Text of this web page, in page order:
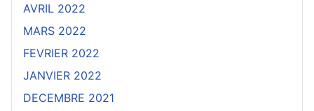
AVRIL 2022
MARS 2022
FEVRIER 2022
JANVIER 2022
DECEMBRE 2021